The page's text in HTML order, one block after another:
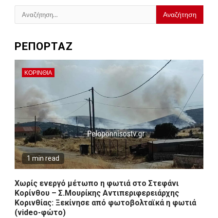
Αναζήτηση
για:
ΡΕΠΟΡΤΑΖ
ΚΟΡΙΝΘΊΑ
1 min read
Χωρίς ενεργό μέτωπο η φωτιά στο Στεφάνι
Κορίνθου – Σ.Μουρίκης Αντιπεριφερειάρχης
Κορινθίας: Ξεκίνησε από φωτοβολταϊκά η φωτιά
(video-φώτο)